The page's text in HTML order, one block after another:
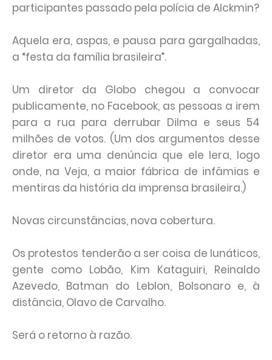
participantes passado pela polícia de Alckmin?
Aquela era, aspas, e pausa para gargalhadas,
a “festa da família brasileira”.
Um diretor da Globo chegou a convocar
publicamente, no Facebook, as pessoas a irem
para a rua para derrubar Dilma e seus 54
milhões de votos. (Um dos argumentos desse
diretor era uma denúncia que ele lera, logo
onde, na Veja, a maior fábrica de infâmias e
mentiras da história da imprensa brasileira.)
Novas circunstâncias, nova cobertura.
Os protestos tenderão a ser coisa de lunáticos,
gente como Lobão, Kim Kataguiri, Reinaldo
Azevedo, Batman do Leblon, Bolsonaro e, à
distância, Olavo de Carvalho.
Será o retorno à razão.